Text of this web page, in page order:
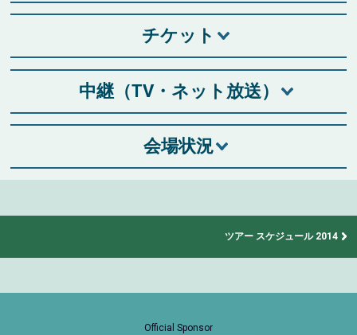
チケット
中継（TV・ネット放送）
会場状況
ツアー スケジュール 2014
Official Sponsor